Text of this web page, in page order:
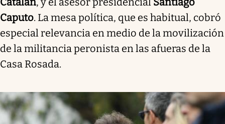
Caputo. La mesa política, que es habitual, cobró
especial relevancia en medio de la movilización
de la militancia peronista en las afueras de la
Casa Rosada.